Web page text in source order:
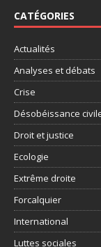
CATÉGORIES
Actualités
Analyses et débats
Crise
Désobéissance
Droit et justice
Ecologie
Extrême droite
Forcalquier
International
Luttes sociales